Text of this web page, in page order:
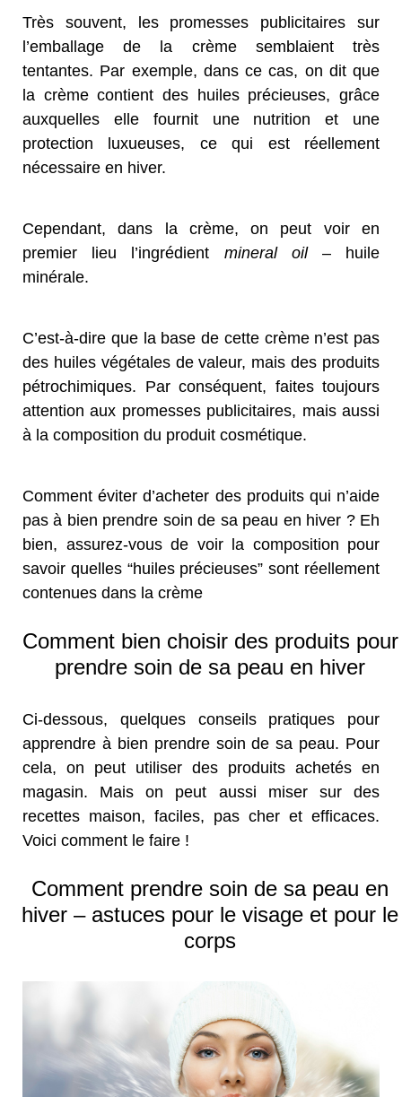
Très souvent, les promesses publicitaires sur
l’emballage de la crème semblaient très
tentantes. Par exemple, dans ce cas, on dit que
la crème contient des huiles précieuses, grâce
auxquelles elle fournit une nutrition et une
protection luxueuses, ce qui est réellement
nécessaire en hiver.
Cependant, dans la crème, on peut voir en
premier lieu l’ingrédient mineral oil – huile
minérale.
C’est-à-dire que la base de cette crème n’est pas
des huiles végétales de valeur, mais des produits
pétrochimiques. Par conséquent, faites toujours
attention aux promesses publicitaires, mais aussi
à la composition du produit cosmétique.
Comment éviter d’acheter des produits qui n’aide
pas à bien prendre soin de sa peau en hiver ? Eh
bien, assurez-vous de voir la composition pour
savoir quelles “huiles précieuses” sont réellement
contenues dans la crème
Comment bien choisir des produits pour
prendre soin de sa peau en hiver
Ci-dessous, quelques conseils pratiques pour
apprendre à bien prendre soin de sa peau. Pour
cela, on peut utiliser des produits achetés en
magasin. Mais on peut aussi miser sur des
recettes maison, faciles, pas cher et efficaces.
Voici comment le faire !
Comment prendre soin de sa peau en
hiver – astuces pour le visage et pour le
corps